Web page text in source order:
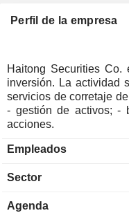
Perfil de la empresa
Haitong Securities Co.
inversión. La actividad
servicios de corretaje de valores -
- gestión de activos; - banca de inversión; - inversión en
acciones.
Empleados
Sector
Agenda